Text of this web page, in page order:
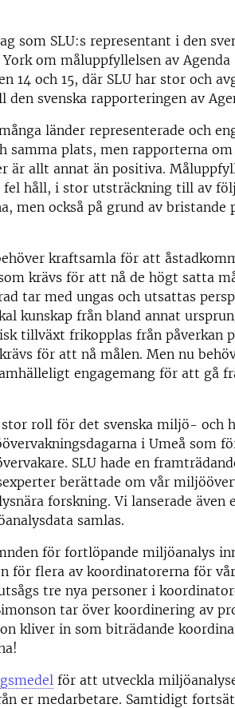
som SLU:s representant i den
om måluppfyllelsen av Agenda
14 och 15, där SLU har stor och
svenska rapporteringen av
länder representerade och
samma plats, men rapporterna
är allt annat än positiva.
håll, i stor utsträckning till av
men också på grund av
kraftsamla för att
krävs för att nå de högt satta
tar med ungas och utsattas
kunskap från bland annat
tillväxt frikopplas från påverkan
för att nå målen. Men nu
engagemang för att gå
roll för det svenska miljö- och
i Umeå som
SLU hade en
berättade om vår
forskning. Vi lanserade även
samlas.
för fortlöpande miljöanalys
för flera av koordinatorerna för
tre nya personer i
tar över koordinering av
kliver in som biträdande
för att utveckla
er medarbetare. Samtidigt